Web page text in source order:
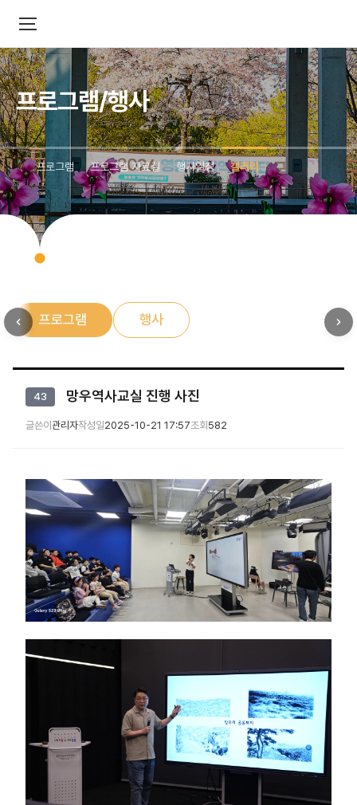
프로그램 프로그램 자료실 행사일정 갤러리
프로그램/행사
프로그램 행사
43 망우역사교실 진행 사진
글쓴이 관리자작성일2025-10-21 17:57조회 582